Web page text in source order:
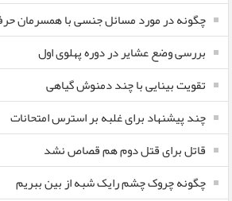
چگونه در مورد مسائل جنسی با همسرمان
بررسی وضع عشایر در دوره پهلوی اول
تقویت بینایی با چند دمنوش گیاهی
چند پیشنهاد برای غلبه بر استرس امتحانات
قاتل برای قتل دوم هم قصاص نشد
چگونه چروک چشم رایک شبه از بین ببریم